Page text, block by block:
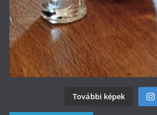
További képek